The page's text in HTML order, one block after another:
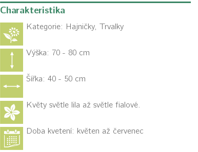
Charakteristika
Kategorie: Hajničky, Trvalky
Výška: 70 - 80 cm
Šířka: 40 - 50 cm
Květy světle lila až světle fialové.
Doba kvetení: květen až červenec